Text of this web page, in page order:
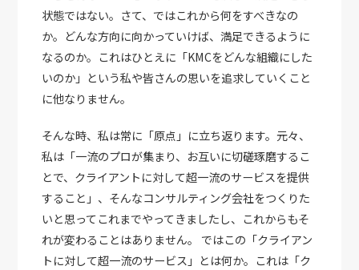
状態ではない。さて、ではこれから何をすべきなの
か。どんな方向に向かっていけば、満足できるように
なるのか。これはひとえに「KMCをどんな組織にした
いのか」という私や皆さんの思いを追求していくこと
に他なりません。
そんな時、私は常に「原点」に立ち返ります。元々、
私は「一流のプロが集まり、お互いに切磋琢磨するこ
とで、クライアントに対して超一流のサービスを提供
すること」、そんなコンサルティング会社をつくりた
いと思ってこれまでやってきましたし、これからもそ
れが変わることはありません。 ではこの「クライアン
トに対して超一流のサービス」とは何か。これは「ク